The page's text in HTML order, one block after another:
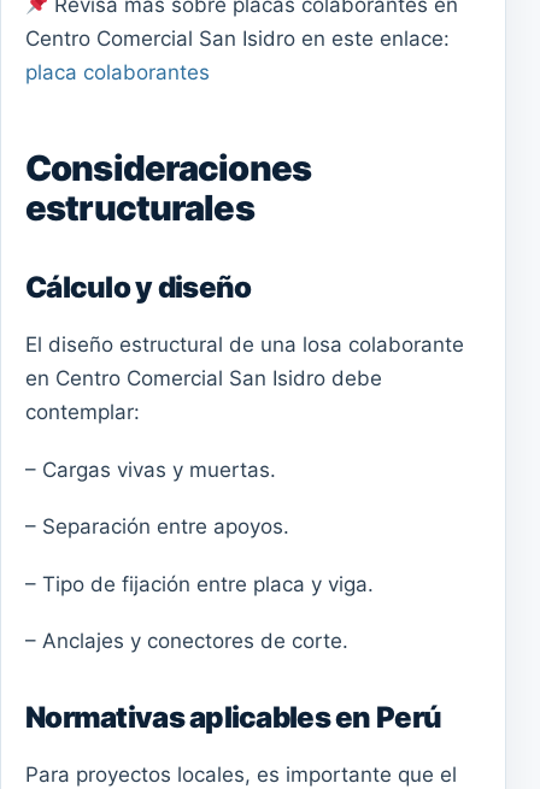
Centro Comercial San Isidro en este enlace:
placa colaborantes
Consideraciones
estructurales
Cálculo y diseño
El diseño estructural de una losa colaborante
en Centro Comercial San Isidro debe
contemplar:
– Cargas vivas y muertas.
– Separación entre apoyos.
– Tipo de fijación entre placa y viga.
– Anclajes y conectores de corte.
Normativas aplicables en Perú
Para proyectos locales, es importante que el